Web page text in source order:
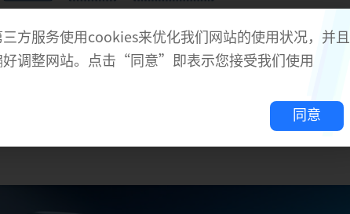
方服务使用cookies来优化我们网站的使用状况，并且
好调整网站。点击“同意”即表示您接受我们使用
同意